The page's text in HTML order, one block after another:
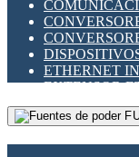
RELÉS
RELÉS DE
RELÉS DE
RELÉS
RELÉS
SENSORES
ETHERNET
EXTENSOR
GATEWAY
GESTIÓN DE